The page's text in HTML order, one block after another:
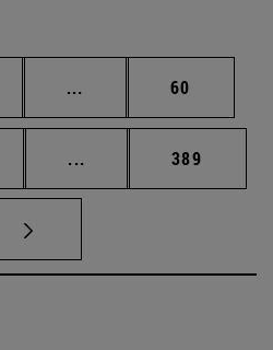
... Páginas intermedias
Página
60
... Páginas intermedias
Página
389